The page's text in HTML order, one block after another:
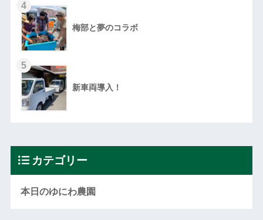
4
梅部と夢のコラボ
5
新車両導入！
カテゴリー
本日のゆにわ農園